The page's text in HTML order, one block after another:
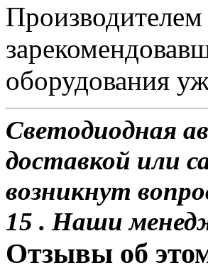
Производителем
оборудования
Светодиодная
доставкой или
возникнут
15 . Наши
Отзывы об